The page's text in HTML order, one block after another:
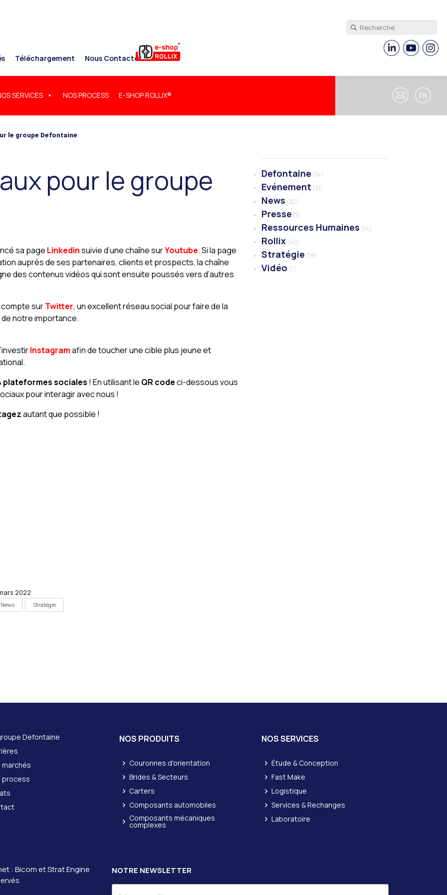
SERVICES NOS PROCESS E-SHOP ROLLIX®
Téléchargement Nous Contacter
le groupe Defontaine
pour le groupe
sa page Linkedinsuivie d’une chaîne surYoutube. Si la page
auprès de ses partenaires, clients et prospects, la chaîne
des contenus vidéos qui sont ensuite poussés vers d’autres
compte surTwitter, un excellent réseau social pour faire de la
notre importance.
Instagramafin de toucher une cible plus jeune et
plateformes sociales ! En utilisant le QR codeci-dessous vous
pour interagir avec nous !
autant que possible !
2022
News Stratégie
Defontaine (14)
Evénement (31)
News (32)
Presse (1)
Ressources Humaines (14)
Rollix (40)
Stratégie (19)
Vidéo (7)
Defontaine
marchés
process
NOS PRODUITS
Couronnes d'orientation
Brides & Secteurs
Carters
Composants automobiles
Composants mécaniques
complexes
NOS SERVICES
Étude & Conception
Fast Make
Logistique
Services & Rechanges
Laboratoire
: Bicom etStrat Engine NOTRE NEWSLETTER